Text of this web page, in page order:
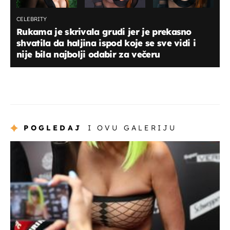
CELEBRITY
Rukama je skrivala grudi jer je prekasno
shvatila da haljina ispod koje se sve vidi i
nije bila najbolji odabir za večeru
POGLEDAJ I OVU GALERIJU